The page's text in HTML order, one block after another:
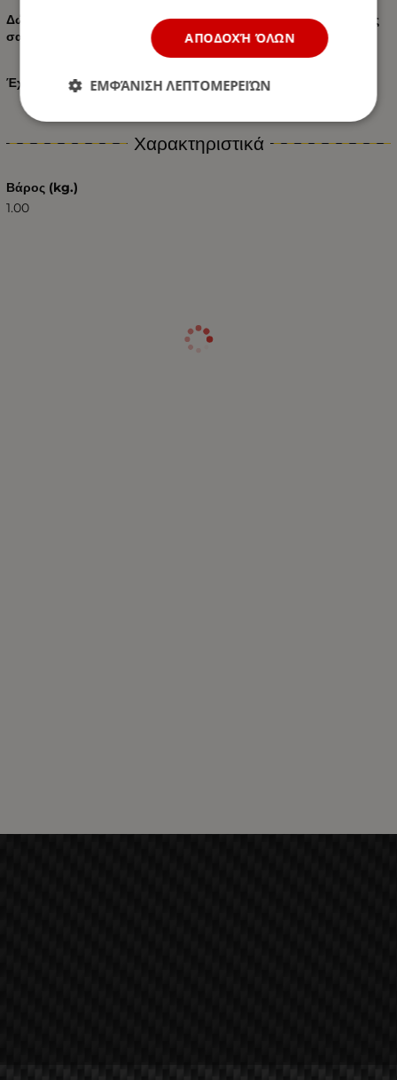
Δώστε στον εαυτό σας τη χαρά και την άνεση στην οδήγησης
σας.
Έχουμε μοντέλα σε διαφορετικά χρώματα
Χαρακτηριστικά
Βάρος (kg.)
1.00
ΑΠΟΔΟΧΉ ΌΛΩΝ
ΕΜΦΆΝΙΣΗ ΛΕΠΤΟΜΕΡΕΙΏΝ